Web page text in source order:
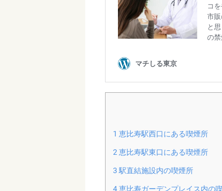
1 恵比寿駅西口にある喫煙所
2恵比寿駅東口にある喫煙所
3駅直結施設内の喫煙所
4恵比寿ガーデンプレイス内の